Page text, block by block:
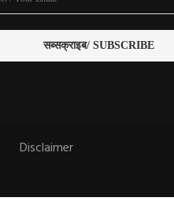
Disclaimer